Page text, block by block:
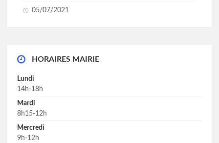
05/07/2021
HORAIRES MAIRIE
Lundi
14h-18h
Mardi
8h15-12h
Mercredi
9h-12h